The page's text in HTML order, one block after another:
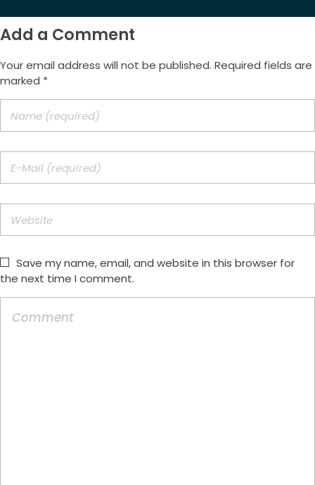
Add a Comment
Your email address will not be published. Required fields are
marked *
Save my name, email, and website in this browser for
the next time I comment.